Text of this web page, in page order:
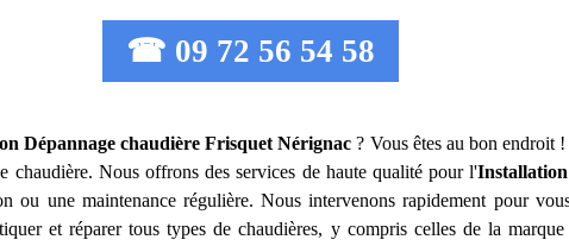
☎ 09 72 56 54 58
Dépannage chaudière Frisquet Nérignac ? Vous êtes au bon endroit
chaudière. Nous offrons des services de haute qualité pour l'
ou une maintenance régulière. Nous intervenons rapidement pour
et réparer tous types de chaudières, y compris celles de la